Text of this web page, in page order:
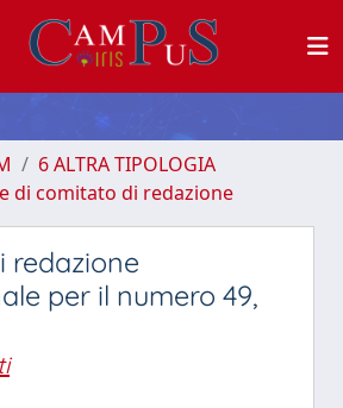
6 ALTRA TIPOLOGIA
di comitato di redazione
redazione
per il numero 49,